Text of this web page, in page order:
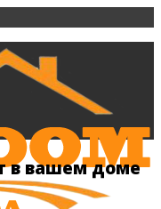
в вашем доме